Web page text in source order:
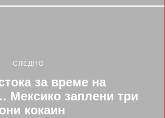
СЛЕДНО
за време на
Мексико заплени три
кокаин